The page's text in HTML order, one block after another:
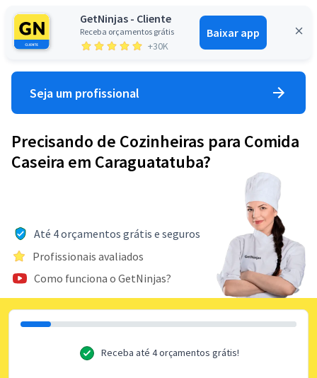
GetNinjas - Cliente
Receba orçamentos grátis
+30K
Baixar app
Entrar
Seja um profissional
Precisando de Cozinheiras para Comida
Caseira em Caraguatatuba?
Até 4 orçamentos grátis e seguros
Profissionais avaliados
Como funciona o GetNinjas?
Receba até 4 orçamentos grátis!